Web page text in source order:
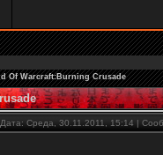
Of Warcraft:Burning Crusade
Дата: Среда, 30.11.2011, 15:14 |